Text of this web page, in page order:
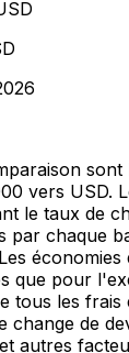
vers USD.
le taux de
par chaque
économies
que pour
tous les frais
change de
autres